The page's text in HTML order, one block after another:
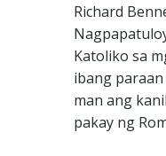
Richard
Katoliko sa
ibang
man ang
pakay ng